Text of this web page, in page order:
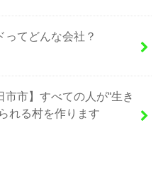
ってどんな会社？
市市】すべての人が“生き
れる村を作ります